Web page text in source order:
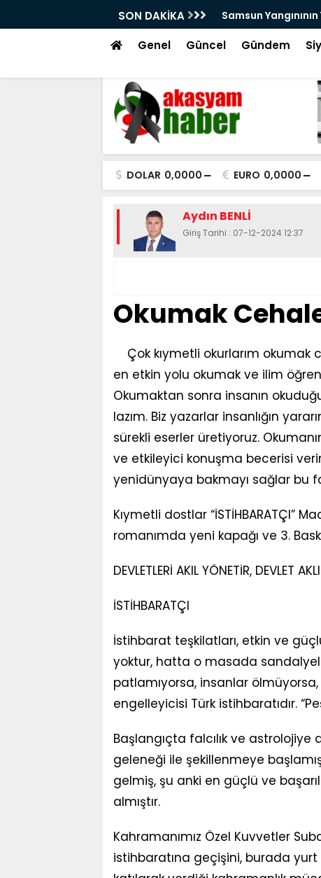
SON DAKİKA
Kutsal Emanetler Sardı Motivasyonda
Genel Güncel Gündem
DOLAR 0,0000 EURO 0,0000
Aydın BENLİ
Giriş Tarihi : 07-12-2024 12:37
Okumak
Çok kıymetli okurlarım
en etkin yolu okumak ve ilim
Okumaktan sonra insanın
lazım. Biz yazarlar insanlığın
sürekli eserler üretiyoruz.
ve etkileyici konuşma becerisi
yenidünyaya bakmayı sağlar bu
Kıymetli dostlar “İSTİHBARATÇI”
romanımda yeni kapağı ve 3.
DEVLETLERİ AKIL YÖNETİR, DEVLET
İSTİHBARATÇI
İstihbarat teşkilatları, etkin ve
yoktur, hatta o masada
patlamıyorsa, insanlar
engelleyicisi Türk istihbaratıdır.
Başlangıçta falcılık ve
geleneği ile şekillenmeye
gelmiş, şu anki en güçlü ve
almıştır.
Kahramanımız Özel Kuvvetler
istihbaratına geçişini, burada yurt